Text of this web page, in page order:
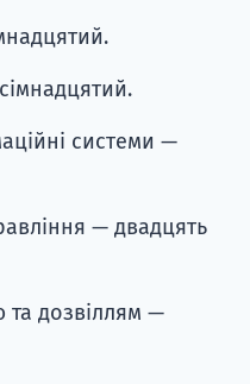
системи —
— двадцять
та дозвіллям —